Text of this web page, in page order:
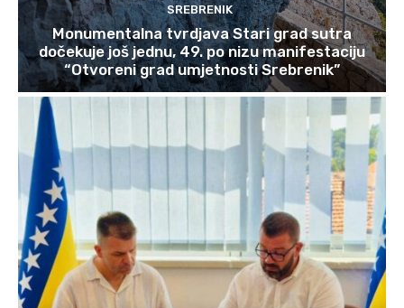
SREBRENIK
Monumentalna tvrdjava Stari grad sutra
dočekuje još jednu, 49. po nizu manifestaciju
“Otvoreni grad umjetnosti Srebrenik”